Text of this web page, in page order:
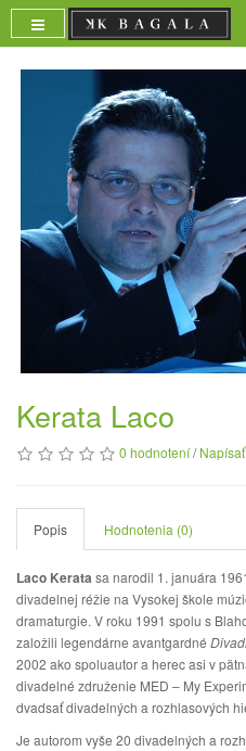
Kerata Laco
0 hodnotení/
Popis Hodnotenia (0)
Laco Kerata sa narodil 1. januára
divadelnej réžie na Vysokej škole
dramaturgie. V roku 1991 spolu s
založili legendárne avantgardné
2002 ako spoluautor a herec asi v
divadelné združenie MED – My
dvadsať divadelných a rozhlasových
Je autorom vyše 20 divadelných a